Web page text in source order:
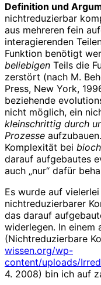
Definition und
nichtreduzierbar
aus mehreren fein
interagierenden
Funktion benötigt
beliebigen Teils die
zerstört (nach M.
Press, New York,
beziehende
nicht möglich, ein
kleinschrittig durch
Prozesse
Komplexität bei
darauf aufgebautes
auch „nur“ dafür
Es wurde auf
nichtreduzierbarer
das darauf
widerlegen. In einem
(Nichtreduzierbare
wissen.org/wp-
content/uploads/
4. 2008) bin ich auf